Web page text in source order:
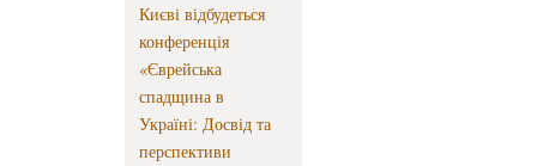
Києві відбудеться
конференція
«Єврейська
спадщина в
Україні: Досвід та
перспективи